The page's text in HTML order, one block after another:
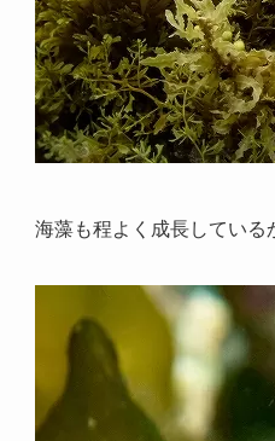
海藻も程よく成長してい